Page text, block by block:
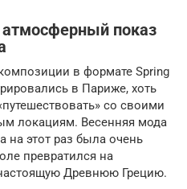
атмосферный показ
в формате Spring
в Париже, хоть
со своими
локациям. Весенняя мода
на этот раз была очень
превратился на
Древнюю Грецию.